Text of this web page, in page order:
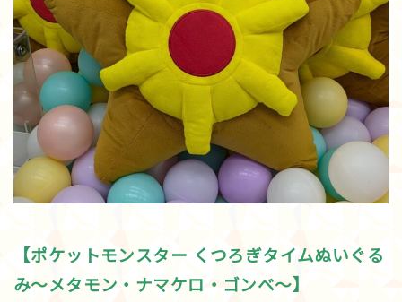
【ポケットモンスター くつろぎタイムぬいぐる
み～メタモン・ナマケロ・ゴンベ～】